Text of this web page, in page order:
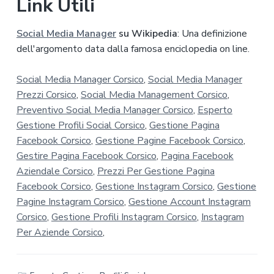
Link Utili
Social Media Managersu Wikipedia: Una definizione
dell'argomento data dalla famosa enciclopedia on line.
Social Media Manager Corsico, Social Media Manager
Prezzi Corsico, Social Media Management Corsico,
Preventivo Social Media Manager Corsico, Esperto
Gestione Profili Social Corsico, Gestione Pagina
Facebook Corsico, Gestione Pagine Facebook Corsico,
Gestire Pagina Facebook Corsico, Pagina Facebook
Aziendale Corsico, Prezzi Per Gestione Pagina
Facebook Corsico, Gestione Instagram Corsico, Gestione
Pagine Instagram Corsico, Gestione Account Instagram
Corsico, Gestione Profili Instagram Corsico, Instagram
Per Aziende Corsico,